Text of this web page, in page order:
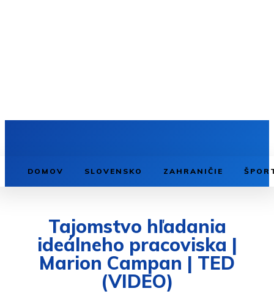
DOMOV SLOVENSKO ZAHRANIČIE
Tajomstvo hľadania
ideálneho pracoviska |
Marion Campan | TED
(VIDEO)